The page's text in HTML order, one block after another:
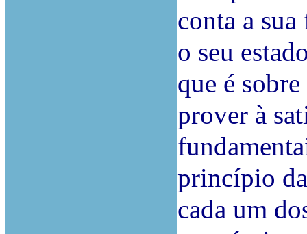
conta a
o seu
que é
prover à
princípio
cada um